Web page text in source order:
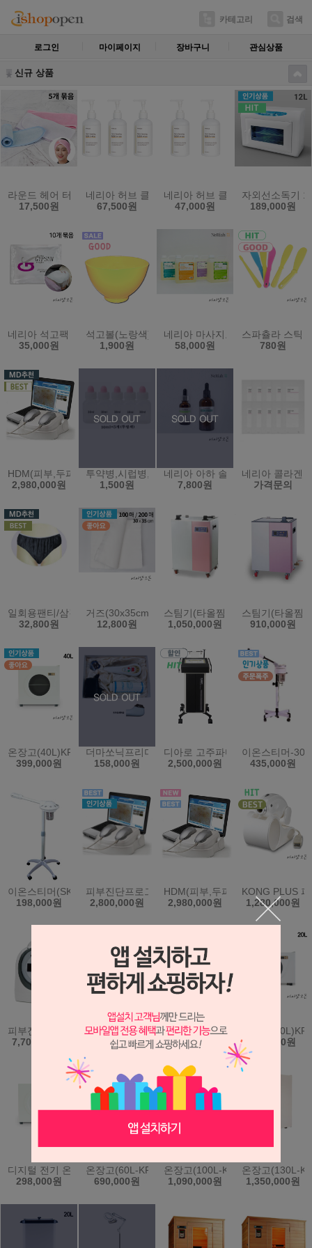
카테고리 검색
로그인 마이페이지 장바구니 관심상품
신규 상품
라운드 헤어 터번 5개묶음 소형 밸크로 찍찍이 헤어밴드
17,500원
네리아 허브 클렌징 밀크 로션 250ml 3개묶음 피부
67,500원
네리아 허브 클렌징 밀크 로션
47,000원
자외선소독기
189,000원
네리아 석고팩 700g 10개묶음 - 피부과 온열팩 비타민 옥 참숯 쿨 황
35,000원
석고볼(노랑색)고무볼 (원산지:한국)
1,900원
네리아 마사지오일 5L - 바디오일
58,000원
스파츌라 스틱
780원
HDM(피부,두피 통합본)(한국)
2,980,000원
투약병,시럽병,공병(30ml*5개)(한국)
1,500원
네리아 아하 솔루션 - 필링 5% 인
7,800원
네리아 콜라겐
가격문의
일회용팬티/삼각팬티/위생팬티/남녀공용/100장(블랙)XXL/2XL
32,800원
거즈(30x35cm)(100매/200매)
12,800원
스팀기(타올찜기)(80L)(KRS-
1,050,000원
스팀기(타올찜
910,000원
온장고(40L)KRS-202HG/창문형/디지털방식(한국)
399,000원
더마쏘닉프리미엄(초음파미용기)+100%면마스크 2
158,000원
디아로 고주파마사지기 S350 지
2,500,000원
이온스티머-
435,000원
이온스티머(SK-550)
198,000원
피부진단프로그램시스템(SDM)(한국)
2,800,000원
HDM(피부,두피 통합본)(한국)
2,980,000원
KONG PLUS
1,280,000원
피부진단기 시스템 A-ONE Smart (에이원스마트) (원클릭 자동진단)/
7,700,000원
두피진단기.피부진단기.모발진단기(IS-5000)
2,900,000원
수분측정기(일제) 휴대용-808S
168,000원
온장고
268,000원
디지털 전기 온장고 (40L) KRS-202D 과열방지 간편조작 한국
298,000원
온장고(60L-KRS203)(한국)
690,000원
온장고(100L-KRS204)(한국)
1,090,000원
온장고(130L-
1,350,000원